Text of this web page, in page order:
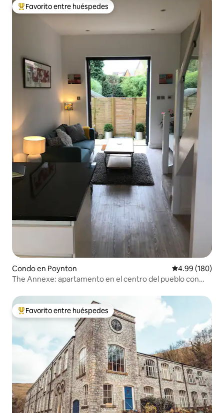
Favorito entre huéspedes preferido
Favorito entre huéspedes
Condo en Poynton Calificación
4.99 (180)
The Annexe: apartamento en el centro del pueblo con
Favorito entre huéspedes preferido
Favorito entre huéspedes